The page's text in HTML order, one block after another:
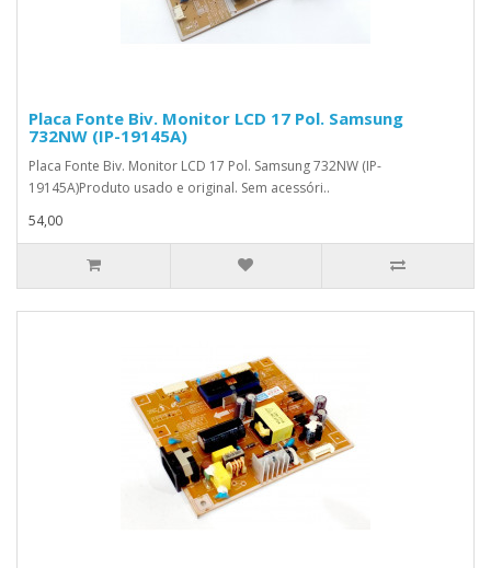
Placa Fonte Biv. Monitor LCD 17 Pol. Samsung
732NW (IP-19145A)
Placa Fonte Biv. Monitor LCD 17 Pol. Samsung 732NW (IP-
19145A)Produto usado e original. Sem acessóri..
54,00